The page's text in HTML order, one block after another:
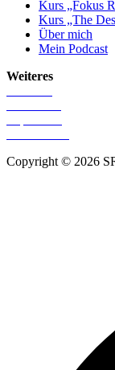
Kurs „Fokus
Kurs „The
Über mich
Mein Podcast
Weiteres
Copyright © 2026